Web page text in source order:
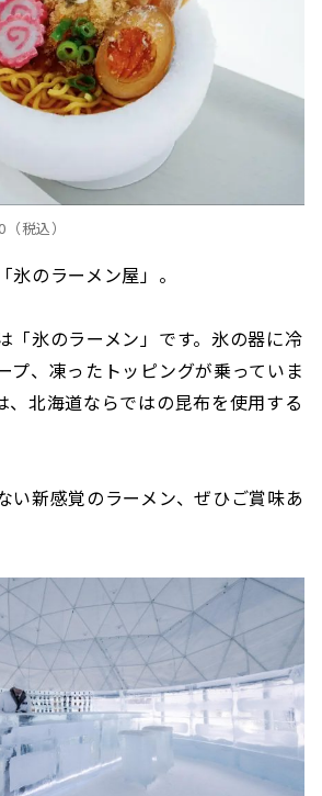
税込）
のラーメン屋」。
「氷のラーメン」です。氷の器に冷
プ、凍ったトッピングが乗っていま
、北海道ならではの昆布を使用する
い新感覚のラーメン、ぜひご賞味あ